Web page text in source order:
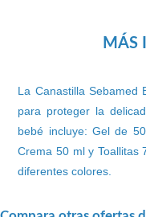
MÁS
La Canastilla Sebamed
para proteger la
bebé incluye: Gel de
Crema 50 ml y Toallitas
diferentes colores.